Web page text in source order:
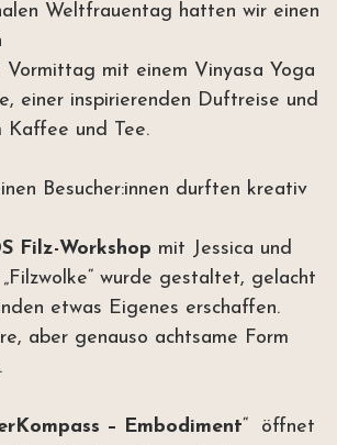
Weltfrauentag hatten wir einen
Vormittag mit einem Vinyasa Yoga
einer inspirierenden Duftreise und
Kaffee und Tee.
Besucher:innen durften kreativ
Filz-Workshop mit Jessica und
wurde gestaltet, gelacht
etwas Eigenes erschaffen.
aber genauso achtsame Form
– Embodiment“  öffnet